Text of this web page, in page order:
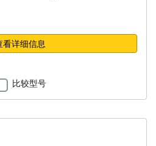
看详细信息
比较型号